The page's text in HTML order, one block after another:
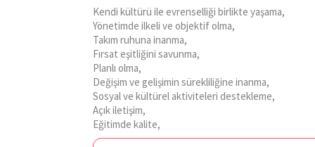
Kendi kültürü ile evrenselliği birlikte yaşama,
Yönetimde ilkeli ve objektif olma,
Takım ruhuna inanma,
Fırsat eşitliğini savunma,
Planlı olma,
Değişim ve gelişimin sürekliliğine inanma,
Sosyal ve kültürel aktiviteleri destekleme,
Açık iletişim,
Eğitimde kalite,
Öğrencilerin sanat alanında da yetiştirilmesi,